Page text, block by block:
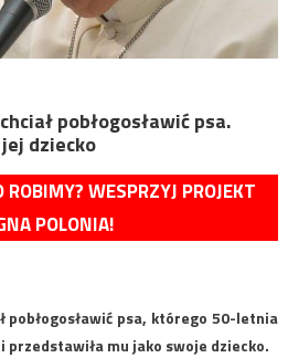
pobłogosławić psa.
dziecko
ROBIMY? WESPRZYJ PROJEKT
POLONIA!
pobłogosławić psa, którego 50-letnia
przedstawiła mu jako swoje dziecko.